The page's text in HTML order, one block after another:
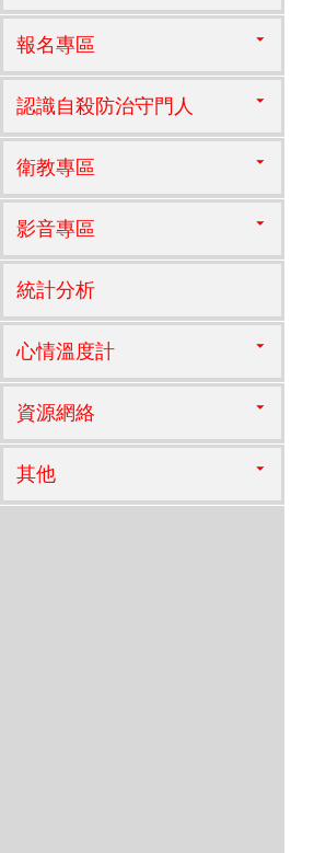
報名專區
認識自殺防治守門人
衛教專區
影音專區
統計分析
心情溫度計
資源網絡
其他